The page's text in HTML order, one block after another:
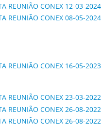
REUNIÃO CONEX 12-03-
REUNIÃO CONEX 08-05-
REUNIÃO CONEX 16-05-2023
REUNIÃO CONEX 23-03-2022
REUNIÃO CONEX 26-08-
REUNIÃO CONEX 26-08-